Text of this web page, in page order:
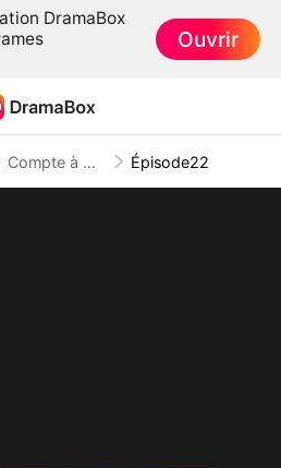
DramaBox
Ouvrir
Compte à Rebours avant le Divorce Épisode22